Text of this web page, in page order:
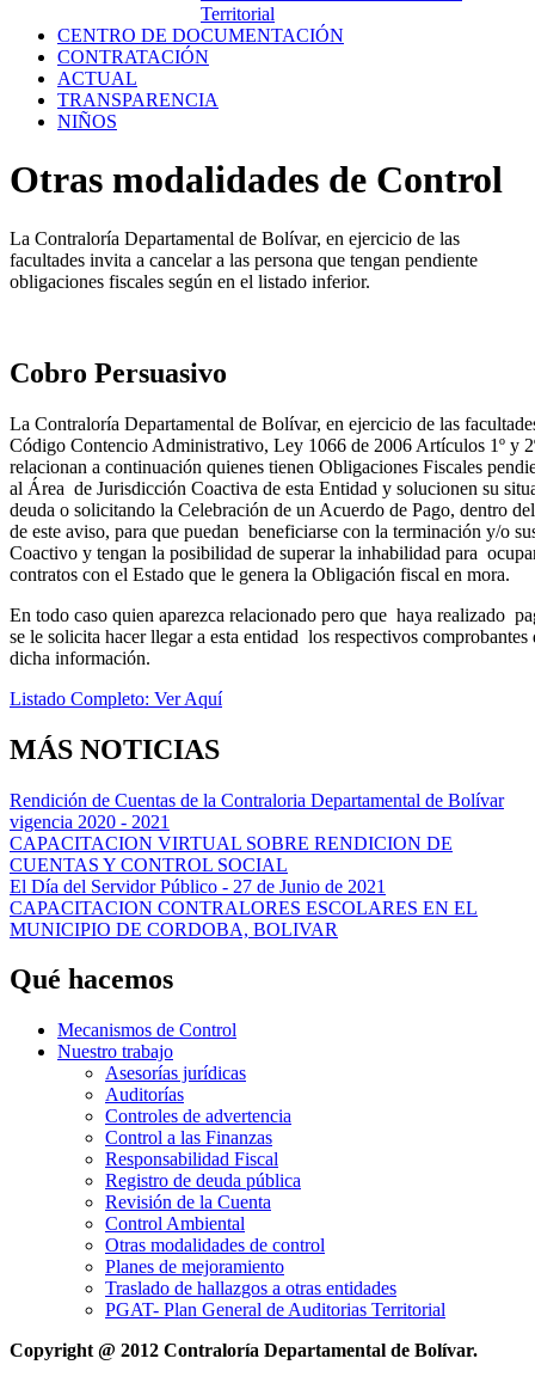
Territorial
CENTRO DE DOCUMENTACIÓN
CONTRATACIÓN
ACTUAL
TRANSPARENCIA
NIÑOS
Otras modalidades de Control
La Contraloría Departamental de Bolívar, en ejercicio de las
facultades invita a cancelar a las persona que tengan pendiente
obligaciones fiscales según en el listado inferior.
Cobro Persuasivo
La Contraloría Departamental de Bolívar, en ejercicio de las
Código Contencio Administrativo, Ley 1066 de 2006 Artículos 1º y
relacionan a continuación quienes tienen Obligaciones Fiscales
al Área de Jurisdicción Coactiva de esta Entidad y solucionen su
deuda o solicitando la Celebración de un Acuerdo de Pago, dentro
de este aviso, para que puedan beneficiarse con la terminación y/o
Coactivo y tengan la posibilidad de superar la inhabilidad para
contratos con el Estado que le genera la Obligación fiscal en mora.
En todo caso quien aparezca relacionado pero que haya realizado
se le solicita hacer llegar a esta entidad los respectivos
dicha información.
Listado Completo: Ver Aquí
MÁS NOTICIAS
Rendición de Cuentas de la Contraloria Departamental de Bolívar
vigencia 2020 - 2021
CAPACITACION VIRTUAL SOBRE RENDICION DE
CUENTAS Y CONTROL SOCIAL
El Día del Servidor Público - 27 de Junio de 2021
CAPACITACION CONTRALORES ESCOLARES EN EL
MUNICIPIO DE CORDOBA, BOLIVAR
Qué hacemos
Mecanismos de Control
Nuestro trabajo
Asesorías jurídicas
Auditorías
Controles de advertencia
Control a las Finanzas
Responsabilidad Fiscal
Registro de deuda pública
Revisión de la Cuenta
Control Ambiental
Otras modalidades de control
Planes de mejoramiento
Traslado de hallazgos a otras entidades
PGAT- Plan General de Auditorias Territorial
Copyright @ 2012 Contraloría Departamental de Bolívar.